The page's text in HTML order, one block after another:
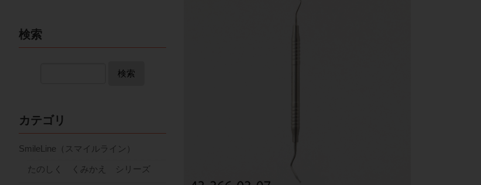
検索
検索
カテゴリ
SmileLine（スマイルライン）
たのしく くみかえ シリーズ